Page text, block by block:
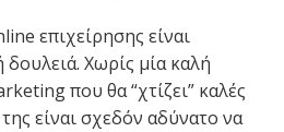
επιχείρησης είναι
Χωρίς μία καλή
που θα “χτίζει” καλές
είναι σχεδόν αδύνατο να